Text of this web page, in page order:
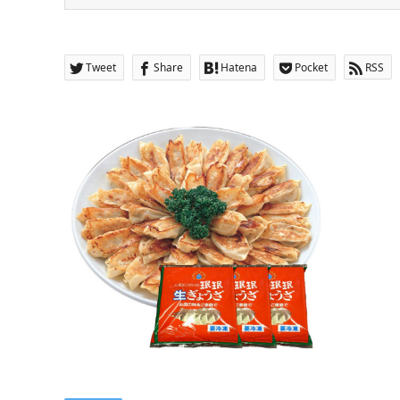
Tweet Share Hatena Pocket RSS